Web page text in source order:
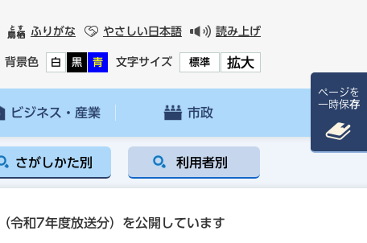
ふりがな やさしい日本語 読み上げ
背景色 白 黒 青 文字サイズ 標準 拡大
ビジネス・産業 市政
さがしかた別 利用者別
令和7年度放送分）を公開しています
ページを
一時保存